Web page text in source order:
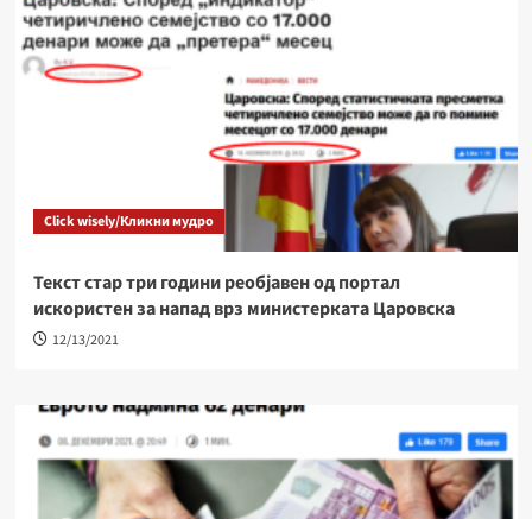
Click wisely/Кликни мудро
Текст стар три години реобјавен од портал
искористен за напад врз министерката Царовска
12/13/2021